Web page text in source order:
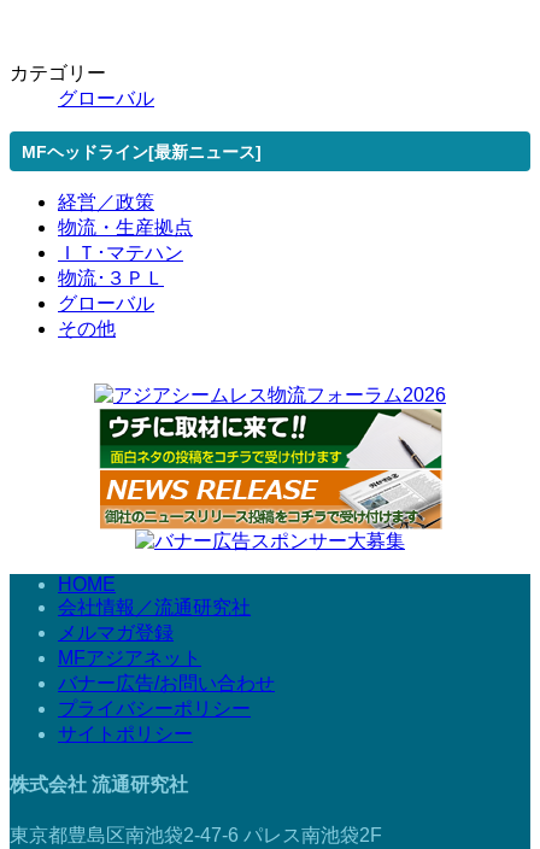
カテゴリー
グローバル
MFヘッドライン[最新ニュース]
経営／政策
物流・生産拠点
ＩＴ･マテハン
物流･３ＰＬ
グローバル
その他
HOME
会社情報／流通研究社
メルマガ登録
MFアジアネット
バナー広告/お問い合わせ
プライバシーポリシー
サイトポリシー
株式会社 流通研究社
東京都豊島区南池袋2-47-6 パレス南池袋2F